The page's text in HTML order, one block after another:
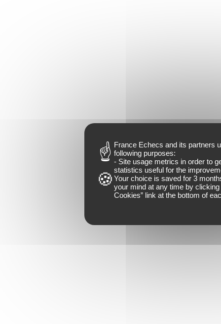
France Echecs and its partners
following purposes:
- Site usage metrics in order to
statistics useful for the
Your choice is saved for 3
your mind at any time by clicking
Cookies” link at the bottom of